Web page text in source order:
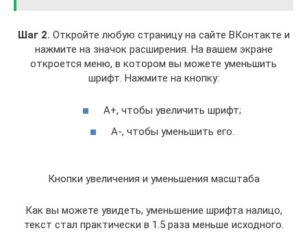
Шаг 2. Откройте любую страницу на сайте ВКонтакте и
нажмите на значок расширения. На вашем экране
откроется меню, в котором вы можете уменьшить
шрифт. Нажмите на кнопку:
А+, чтобы увеличить шрифт;
А-, чтобы уменьшить его.
Кнопки увеличения и уменьшения масштаба
Как вы можете увидеть, уменьшение шрифта налицо,
текст стал практически в 1.5 раза меньше исходного.